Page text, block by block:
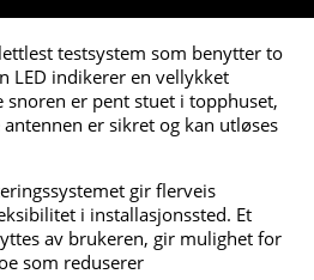
testsystem som benytter to
LED indikerer en vellykket
snoren er pent stuet i topphuset,
er sikret og kan utløses
gir flerveis
i installasjonssted. Et
av brukeren, gir mulighet for
som reduserer